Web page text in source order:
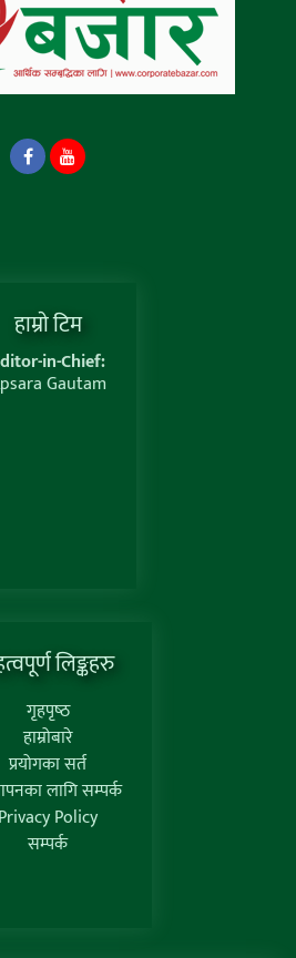
हाम्राे टिम
in-Chief:
Gautam
लिङ्कहरु
गृहपृष्‍ठ
हाम्रोबारे
प्रयोगका सर्त
लागि सम्पर्क
Privacy Policy
सम्पर्क